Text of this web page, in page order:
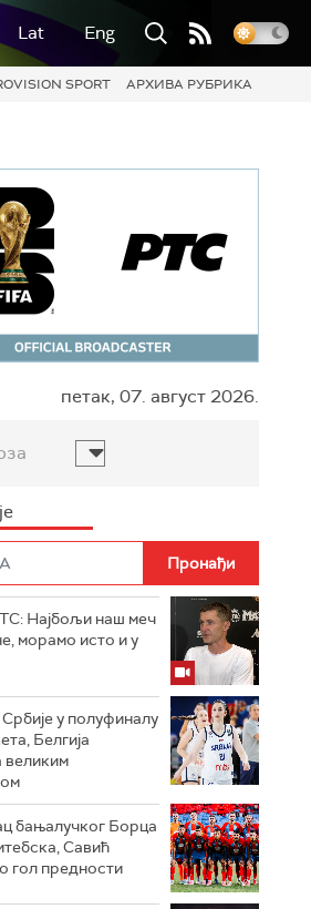
Lat Eng
SPORT АРХИВА РУБРИКА
петак, 07. август 2026.
Најбољи наш меч
морамо исто и у
у полуфиналу
Белгија
великим
бањалучког Борца
Савић
гол предности